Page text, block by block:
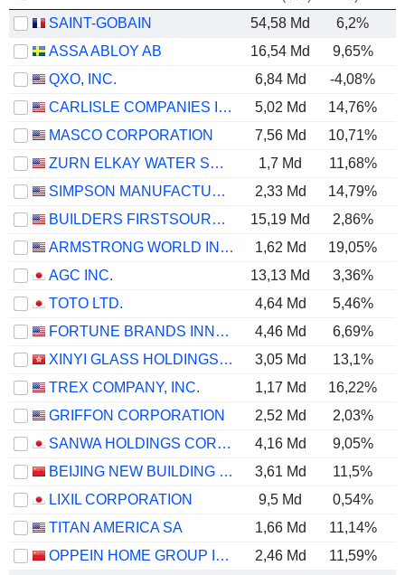
SAINT-GOBAIN 54,58 Md 6,2%
ASSA ABLOY AB
16,54 Md 9,65%
QXO, INC.
6,84 Md -4,08%
CARLISLE COMPANIES INCORPORATED
5,02 Md 14,76%
MASCO CORPORATION
7,56 Md 10,71%
ZURN ELKAY WATER SOLUTIONS CORPORATION
1,7 Md 11,68%
SIMPSON MANUFACTURING CO., INC.
2,33 Md 14,79%
BUILDERS FIRSTSOURCE, INC.
15,19 Md 2,86%
ARMSTRONG WORLD INDUSTRIES, INC.
1,62 Md 19,05%
AGC INC.
13,13 Md 3,36%
TOTO LTD.
4,64 Md 5,46%
FORTUNE BRANDS INNOVATIONS, INC.
4,46 Md 6,69%
XINYI GLASS HOLDINGS LIMITED
3,05 Md 13,1%
TREX COMPANY, INC.
1,17 Md 16,22%
GRIFFON CORPORATION
2,52 Md 2,03%
SANWA HOLDINGS CORPORATION
4,16 Md 9,05%
BEIJING NEW BUILDING MATERIALS PUBLIC LIMITED COMPANY
3,61 Md 11,5%
LIXIL CORPORATION
9,5 Md 0,54%
TITAN AMERICA SA
1,66 Md 11,14%
OPPEIN HOME GROUP INC.
2,46 Md 11,59%